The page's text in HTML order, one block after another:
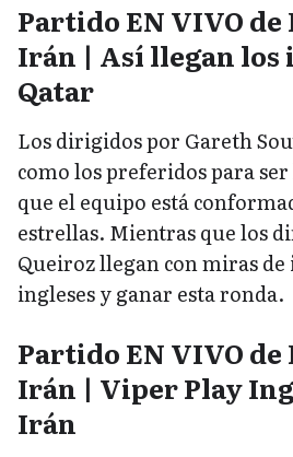
Partido EN VIVO
Irán | Así llegan los
Qatar
Los dirigidos por Gareth
como los preferidos para
que el equipo está
estrellas. Mientras que los
Queiroz llegan con miras de
ingleses y ganar esta ronda.
Partido EN VIVO
Irán | Viper Play
Irán